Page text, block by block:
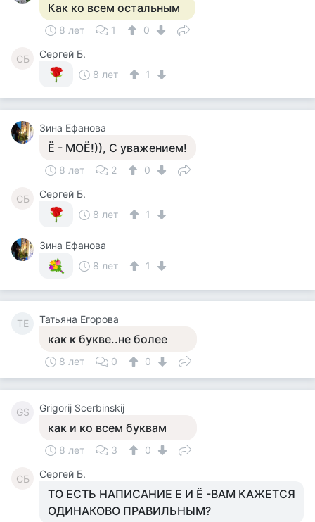
Как ко всем остальным
8 лет 1 0
СБ
Сергей Б.
8 лет
1
Зина Ефанова
Ё - МОЁ!)), С уважением!
8 лет 2 0
СБ
Сергей Б.
8 лет
1
Зина Ефанова
8 лет
1
ТЕ Татьяна Егорова
как к букве..не более
8 лет 0 0
GS Grigorij Scerbinskij
как и ко всем буквам
8 лет 3 0
СБ Сергей Б.
ТО ЕСТЬ НАПИСАНИЕ Е И Ё -ВАМ КАЖЕТСЯ
ОДИНАКОВО ПРАВИЛЬНЫМ?